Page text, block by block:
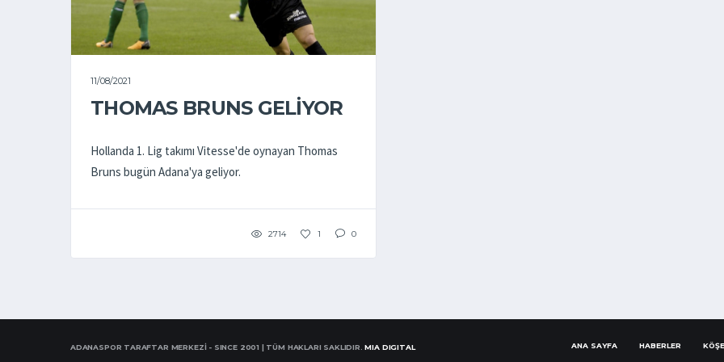
11/08/2021
THOMAS BRUNS GELİYOR
Hollanda 1. Lig takımı Vitesse'de oynayan Thomas
Bruns bugün Adana'ya geliyor.
2714 1 0
ADANASPOR TARAFTAR MERKEZİ - SINCE 2001 | TÜM HAKLARI SAKLIDIR.MIA DIGITAL ANA SAYFA HABERLER